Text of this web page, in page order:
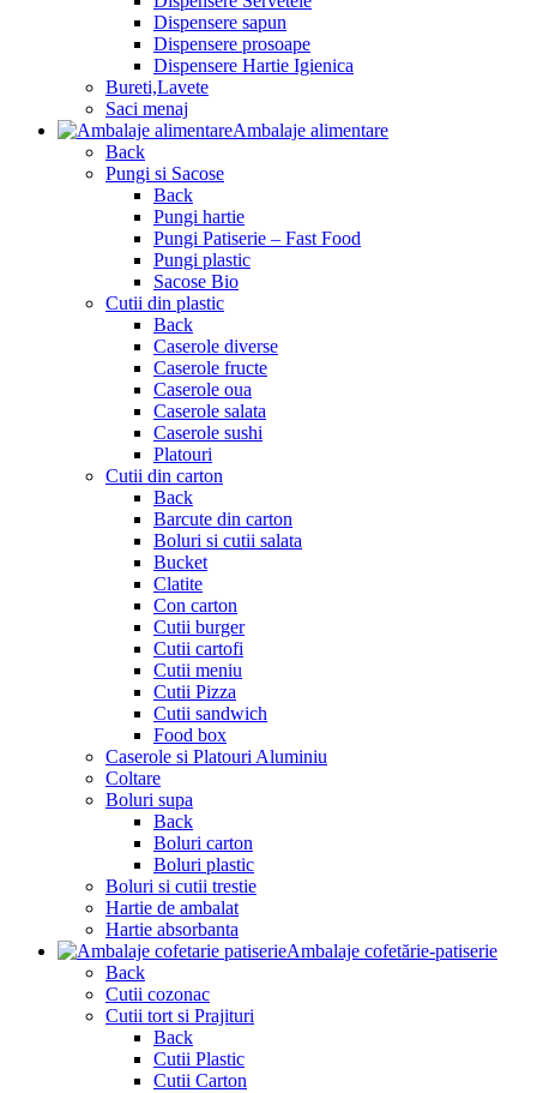
Dispensere sapun
Dispensere prosoape
Dispensere Hartie Igienica
Bureti,Lavete
Saci menaj
Ambalaje alimentare
Back
Pungi si Sacose
Back
Pungi hartie
Pungi Patiserie – Fast Food
Pungi plastic
Sacose Bio
Cutii din plastic
Back
Caserole diverse
Caserole fructe
Caserole oua
Caserole salata
Caserole sushi
Platouri
Cutii din carton
Back
Barcute din carton
Boluri si cutii salata
Bucket
Clatite
Con carton
Cutii burger
Cutii cartofi
Cutii meniu
Cutii Pizza
Cutii sandwich
Food box
Caserole si Platouri Aluminiu
Coltare
Boluri supa
Back
Boluri carton
Boluri plastic
Boluri si cutii trestie
Hartie de ambalat
Hartie absorbanta
Ambalaje cofetărie-patiserie
Back
Cutii cozonac
Cutii tort si Prajituri
Back
Cutii Plastic
Cutii Carton